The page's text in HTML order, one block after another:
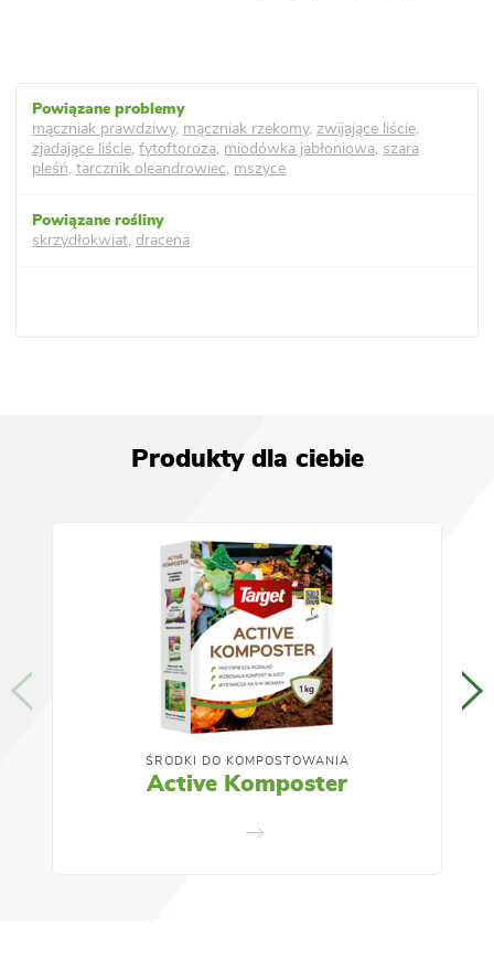
mączniak prawdziwy, mączniak rzekomy, zwijające liście,
zjadające liście, fytoftoroza, miodówka jabłoniowa, szara
pleśń, tarcznik oleandrowiec, mszyce
skrzydłokwiat, dracena
Produkty dla ciebie
ŚRODKI DO KOMPOSTOWANIA
Active Komposter